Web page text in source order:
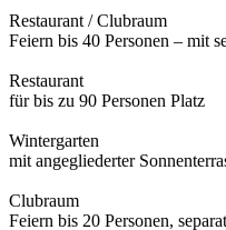
Restaurant / Clubraum
Feiern bis 40 Personen – mit
Restaurant
für bis zu 90 Personen Platz
Wintergarten
mit angegliederter
Clubraum
Feiern bis 20 Personen,